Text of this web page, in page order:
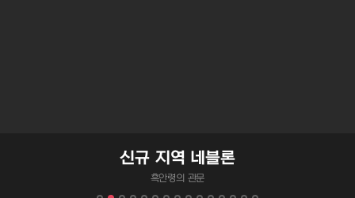
신규 지역 네블론
흑안령의 관문